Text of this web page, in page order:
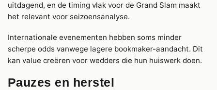
uitdagend, en de timing vlak voor de Grand Slam maakt
het relevant voor seizoensanalyse.
Internationale evenementen hebben soms minder
scherpe odds vanwege lagere bookmaker-aandacht. Dit
kan value creëren voor wedders die hun huiswerk doen.
Pauzes en herstel